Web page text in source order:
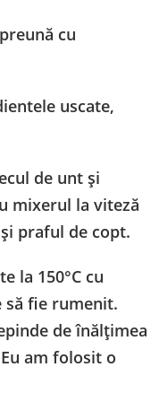
cu
uscate,
de unt și
mixerul la viteză
praful de copt.
la 150°C cu
să fie rumenit.
de înălțimea
am folosit o